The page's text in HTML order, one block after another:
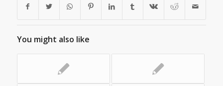
You might also like